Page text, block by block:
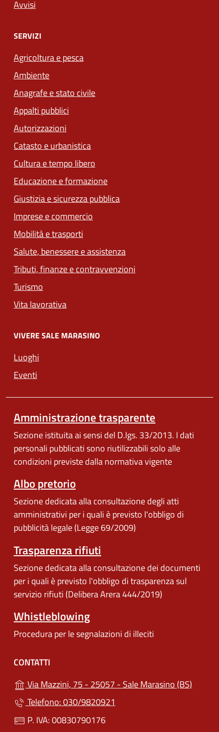
Avvisi
SERVIZI
Agricoltura e pesca
Ambiente
Anagrafe e stato civile
Appalti pubblici
Autorizzazioni
Catasto e urbanistica
Cultura e tempo libero
Educazione e formazione
Giustizia e sicurezza pubblica
Imprese e commercio
Mobilità e trasporti
Salute, benessere e assistenza
Tributi, finanze e contravvenzioni
Turismo
Vita lavorativa
VIVERE SALE MARASINO
Luoghi
Eventi
Amministrazione trasparente
Sezione istituita ai sensi del D.lgs. 33/2013. I dati
personali pubblicati sono riutilizzabili solo alle
condizioni previste dalla normativa vigente
Albo pretorio
Sezione dedicata alla consultazione degli atti
amministrativi per i quali è previsto l'obbligo di
pubblicità legale (Legge 69/2009)
Trasparenza rifiuti
Sezione dedicata alla consultazione dei documenti
per i quali è previsto l'obbligo di trasparenza sul
servizio rifiuti (Delibera Arera 444/2019)
Whistleblowing
Procedura per le segnalazioni di illeciti
CONTATTI
Via Mazzini, 75 - 25057 - Sale Marasino (BS)
Telefono: 030/9820921
P. IVA: 00830790176